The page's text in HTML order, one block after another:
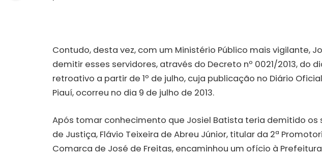
Contudo, desta vez, com um Ministério Público mais vigilante,
demitir esses servidores, através do Decreto nº 0021/2013, do
retroativo a partir de 1º de julho, cuja publicação no Diário
Piauí, ocorreu no dia 9 de julho de 2013.
Após tomar conhecimento que Josiel Batista teria demitido os
de Justiça, Flávio Teixeira de Abreu Júnior, titular da 2ª
Comarca de José de Freitas, encaminhou um ofício à